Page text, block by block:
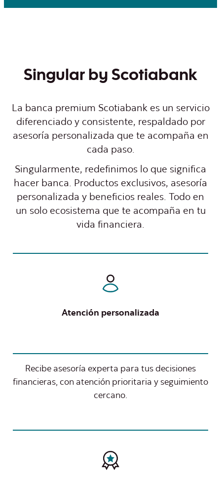
Singular by Scotiabank
La banca premium Scotiabank es un servicio
diferenciado y consistente, respaldado por
asesoría personalizada que te acompaña en
cada paso.
Singularmente, redefinimos lo que significa
hacer banca. Productos exclusivos, asesoría
personalizada y beneficios reales. Todo en
un solo ecosistema que te acompaña en tu
vida financiera.
Atención personalizada
Recibe asesoría experta para tus decisiones
financieras, con atención prioritaria y seguimiento
cercano.​